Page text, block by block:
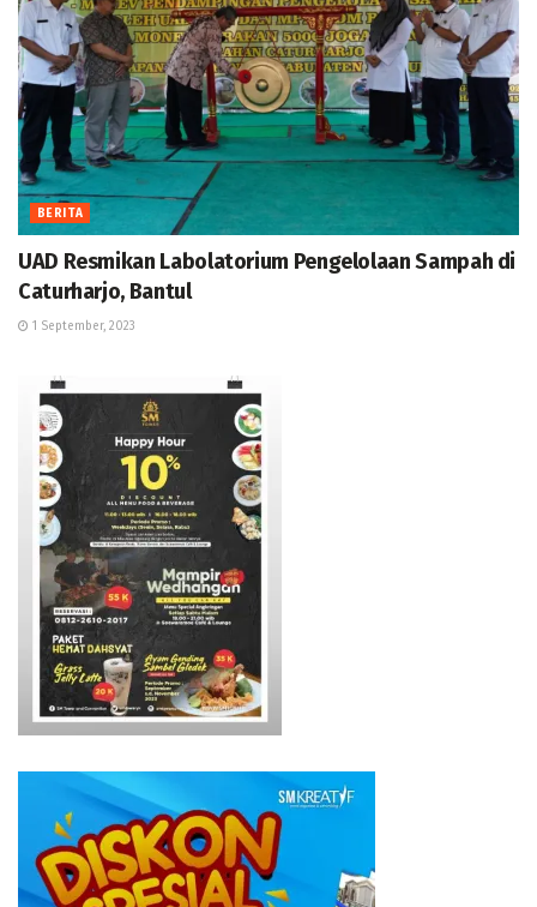
BERITA
UAD Resmikan Labolatorium Pengelolaan Sampah di
Caturharjo, Bantul
1 September, 2023